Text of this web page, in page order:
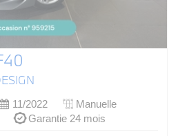
11/2022
Manuelle
Garantie 24 mois